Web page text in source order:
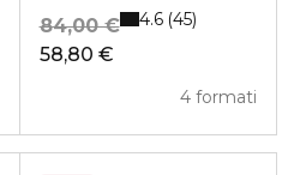
58,80 €
84,00 €
4 formati
4.6 45